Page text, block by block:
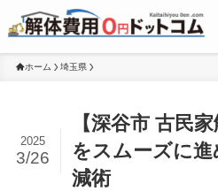
ホーム 埼玉県
【深谷市 古民
をスムーズに
減術
2025
3/26